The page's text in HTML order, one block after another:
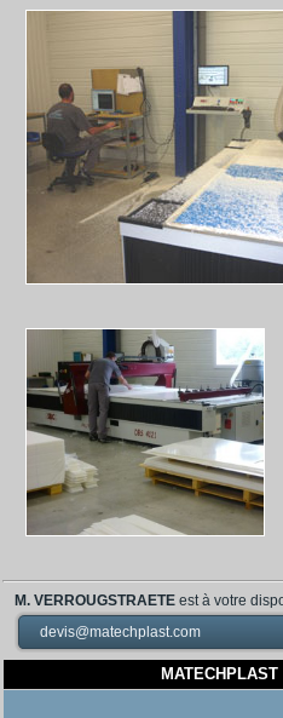
M. VERROUGSTRAETE est à votre
devis@matechplast.com